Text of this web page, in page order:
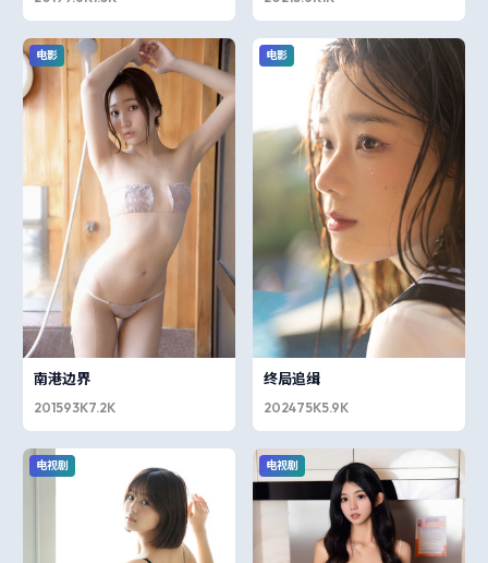
电影
南港边界
201593K7.2K
电影
终局追缉
202475K5.9K
电视剧 电视剧